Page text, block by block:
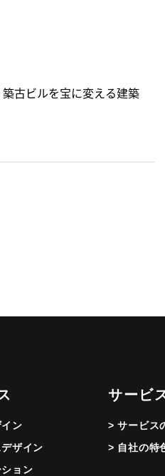
古ビルを宝に変える建築
ン
ザイン
ョン
サービ
> サービス
> 自社の特